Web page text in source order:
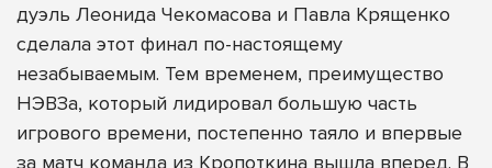
дуэль Леонида Чекомасова и Павла Крященко
сделала этот финал по-настоящему
незабываемым. Тем временем, преимущество
НЭВЗа, который лидировал большую часть
игрового времени, постепенно таяло и впервые
за матч команда из Кропоткина вышла вперед. В